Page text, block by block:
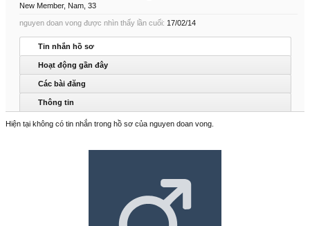
New Member, Nam, 33
nguyen doan vong được nhìn thấy lần cuối: 17/02/14
Tin nhắn hồ sơ
Hoạt động gần đây
Các bài đăng
Thông tin
Hiện tại không có tin nhắn trong hồ sơ của nguyen doan vong.